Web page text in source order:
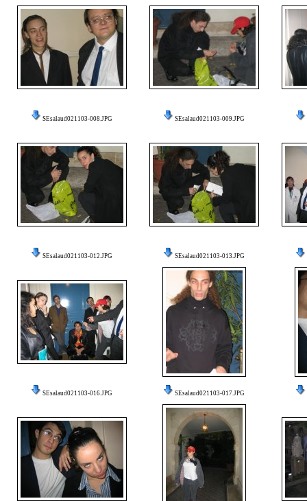
SEsalaud021103-008.JPG SEsalaud021103-009.JPG
SEsalaud021103-012.JPG SEsalaud021103-013.JPG
SEsalaud021103-016.JPG SEsalaud021103-017.JPG